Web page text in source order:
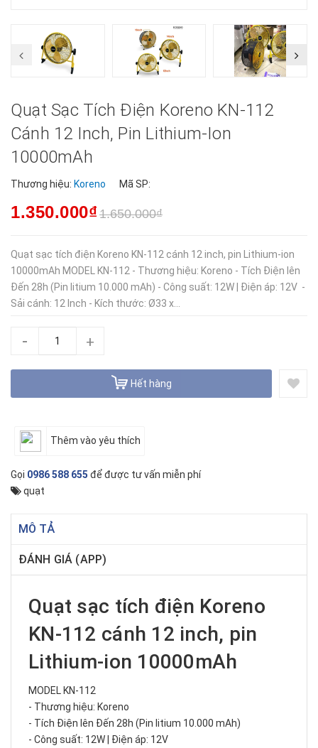
Quạt Sạc Tích Điện Koreno KN-112
Cánh 12 Inch, Pin Lithium-Ion
10000mAh
Thương hiệu: Koreno Mã SP:
1.350.000₫1.650.000₫
Quạt sạc tích điện Koreno KN-112 cánh 12 inch, pin Lithium-ion
10000mAh MODEL KN-112 - Thương hiệu: Koreno - Tích Điện lên
Đến 28h (Pin litium 10.000 mAh) - Công suất: 12W | Điện áp: 12V -
Sải cánh: 12 Inch - Kích thước: Ø33 x...
- +
Hết hàng
Thêm vào yêu thích
Gọi 0986 588 655 để được tư vấn miễn phí
quạt
MÔ TẢ
ĐÁNH GIÁ (APP)
Quạt sạc tích điện Koreno
KN-112 cánh 12 inch, pin
Lithium-ion 10000mAh
MODEL KN-112
- Thương hiệu: Koreno
- Tích Điện lên Đến 28h (Pin litium 10.000 mAh)
- Công suất: 12W | Điện áp: 12V